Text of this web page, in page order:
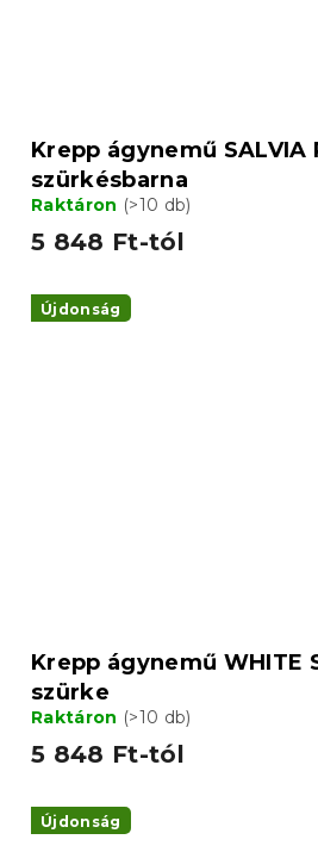
Krepp ágynemű SALVIA
szürkésbarna
Raktáron (>10 db)
5 848 Ft-tól
Újdonság
Krepp ágynemű WHITE
szürke
Raktáron (>10 db)
5 848 Ft-tól
Újdonság